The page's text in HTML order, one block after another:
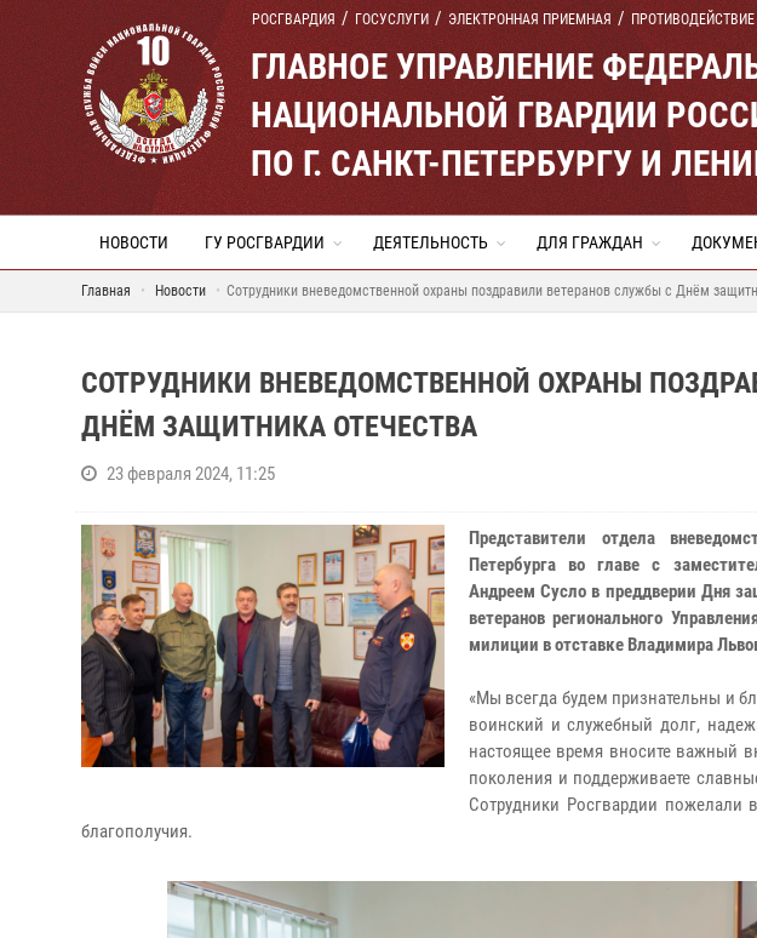
РОСГВАРДИЯ ГОСУСЛУГИ ЭЛЕКТРОННАЯ ПРИЕМНАЯ
ГЛАВНОЕ УПРАВЛЕНИЕ
НАЦИОНАЛЬНОЙ ГВАРДИИ
ПО Г. САНКТ-ПЕТЕРБУРГУ И
НОВОСТИ ГУ РОСГВАРДИИ ДЕЯТЕЛЬНОСТЬ ДЛЯ ГРАЖДАН
Главная Новости Сотрудники вневедомственной охраны поздравили ветеранов службы с Днём
СОТРУДНИКИ ВНЕВЕДОМСТВЕННОЙ ОХРАНЫ
ДНЁМ ЗАЩИТНИКА ОТЕЧЕСТВА
23 февраля 2024, 11:25
Представители отдела
Петербурга во главе с
Андреем Сусло в преддверии Дня
ветеранов регионального
милиции в отставке Владимира
«Мы всегда будем признательны и
воинский и служебный долг,
настоящее время вносите важный
поколения и поддерживаете
Сотрудники Росгвардии пожелали
благополучия.